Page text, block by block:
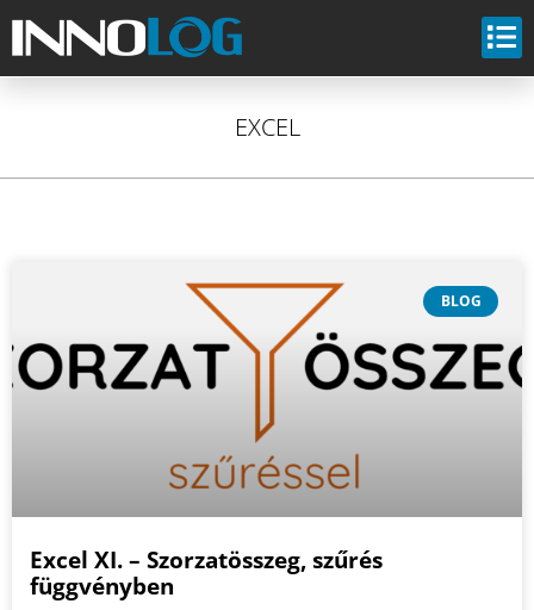
EXCEL
BLOG
Excel XI. – Szorzatösszeg, szűrés
függvényben